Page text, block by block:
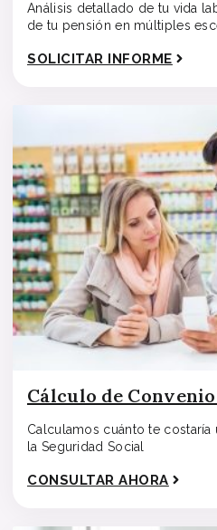
Análisis detallado de tu vida
de tu pensión en múltiples
SOLICITAR INFORME
Cálculo de
Calculamos cuánto te
la Seguridad Social
CONSULTAR AHORA